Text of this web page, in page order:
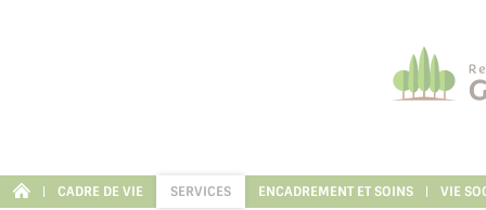
CADRE DE VIE SERVICES ENCADREMENT ET SOINS VIE